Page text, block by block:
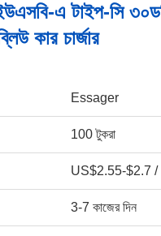
এ টাইপ-সি
কার চার্জার
Essager
100 টুকরা
US$2.55-$2.7 /
3-7 কাজের দিন